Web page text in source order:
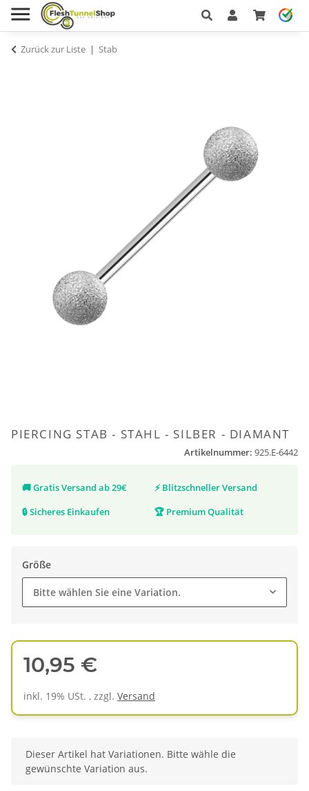
Zurück zur Liste Stab
PIERCING STAB - STAHL - SILBER - DIAMANT
Artikelnummer: 925.E-6442
🚚Gratis Versand ab 29€ ⚡ Blitzschneller Versand
🔒Sicheres Einkaufen 🏆 Premium Qualität
Größe
Bitte wählen Sie eine Variation.
10,95 €
inkl. 19% USt. , zzgl. Versand
x
Dieser Artikel hat Variationen. Bitte wähle die
gewünschte Variation aus.